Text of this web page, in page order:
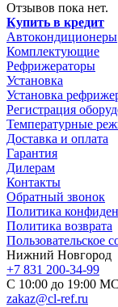
Отзывов пока нет.
Купить в кредит
Автокондиционеры
Комплектующие
Рефрижераторы
Установка
Установка
Регистрация
Температурные
Доставка и оплата
Гарантия
Дилерам
Контакты
Обратный звонок
Политика
Политика возврата
Пользовательское
Нижний Новгород
+7 831 200-34-99
С 10:00 до 19:00
zakaz@cl-ref.ru